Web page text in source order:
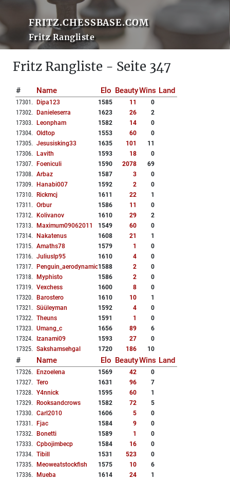
FRITZ.CHESSBASE.COM
Fritz Rangliste
Fritz Rangliste - Seite 347
# Name Elo BeautyWins Land
17301 . Dipa123 1585 11
0
17302. Danieleserra 1623 26
2
17303. Leonpham 1582 14
0
17304. Oldtop 1553 60
0
17305. Jesusisking33 1635 101
11
17306. Lavith 1593 18
0
17307. Foeniculi 1590 2078
69
17308. Arbaz 1587 3
0
17309. Hanabi007 1592 2
0
17310. Rickmcj 1611 22
1
17311 . Orbur 1586 11
0
17312. Kolivanov 1610 29
2
17313. Maximum09062011 1549 60
0
17314. Nakatenus 1608 21
1
17315. Amaths78 1579 1
0
17316. Juliuslp95 1610 4
0
17317. Penguin_aerodynamics1588 2
0
17318. Myphisto 1586 2
0
17319. Vexchess 1600 8
0
17320. Barostero 1610 10
1
17321 . Süüleyman 1592 4
0
17322. Theuns 1591 1
0
17323. Umang_c 1656 89
6
17324. Izanami09 1593 27
0
17325. Sakshamsehgal 1720 186 10
# Name Elo BeautyWins Land
17326. Enzoelena 1569 42
0
17327. Tero 1631 96
7
17328. Y4nnick 1595 60
1
17329. Rooksandcrows 1582 72
5
17330. Carl2010 1606 5
0
17331 . Fjac 1584 9
0
17332. Bonetti 1589 1
0
17333. Cpbojimbecp 1584 16
0
17334. Tibill 1531 523
0
17335. Meoweatstockfish 1575 10
6
17336. Mueba 1614 24
1